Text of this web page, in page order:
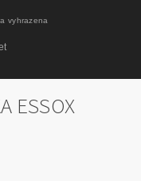
vyhrazena
ESSOX